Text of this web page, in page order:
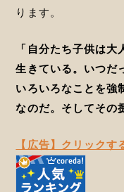
ります。
「自分たち子供は
生きている。いつだ
いろいろなことを強
なのだ。そしてその
【広告】クリック